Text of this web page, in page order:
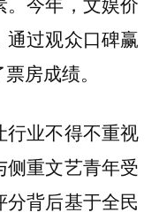
过观众口碑赢
房成绩。
行业不得不重视
重文艺青年受
背后基于全民